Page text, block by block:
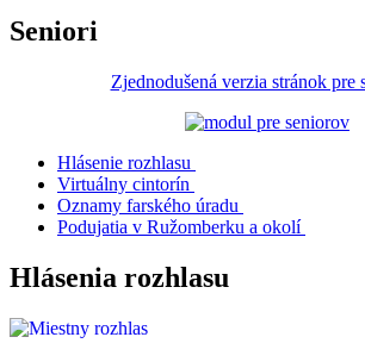
Seniori
Zjednodušená verzia stránok pre
Hlásenie rozhlasu
Virtuálny cintorín
Oznamy farského úradu
Podujatia v Ružomberku a okolí
Hlásenia rozhlasu